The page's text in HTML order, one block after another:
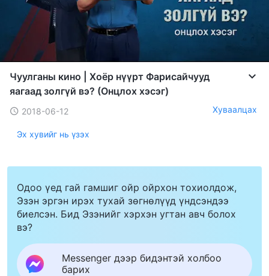
Чуулганы кино | Хоёр нүүрт Фарисайчууд
яагаад золгүй вэ? (Онцлох хэсэг)
2018-06-12 Хуваалцах
Эх хувийг нь үзэх
Одоо үед гай гамшиг ойр ойрхон тохиолдож,
Эзэн эргэн ирэх тухай зөгнөлүүд үндсэндээ
биелсэн. Бид Эзэнийг хэрхэн угтан авч болох
вэ?
Messenger дээр бидэнтэй холбоо
барих